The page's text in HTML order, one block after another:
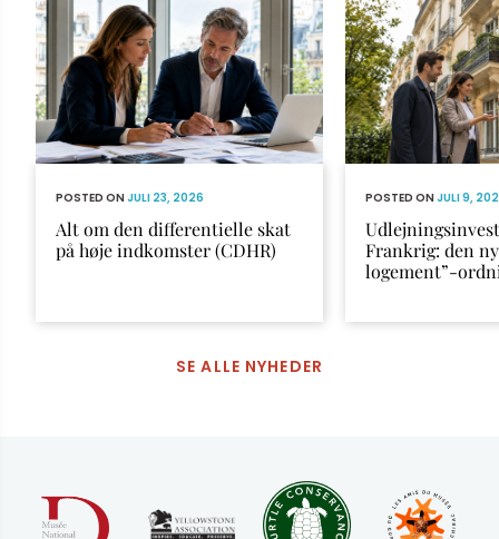
POSTED ONJULI 23, 2026
Alt om den differentielle skat
på høje indkomster (CDHR)
POSTED ONJULI 9,
Frankrig: den
logement”-
SE ALLE NYHEDER